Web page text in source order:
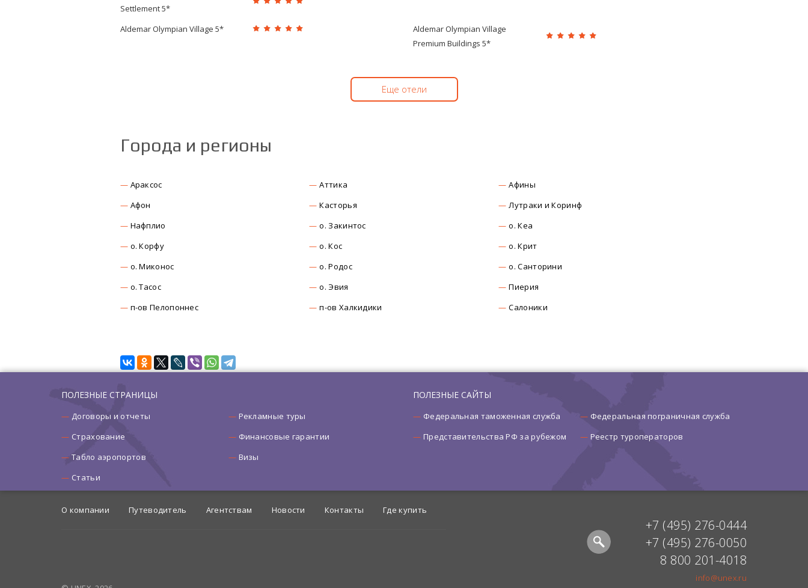
Settlement 5*
Aldemar Olympian Village 5*
Aldemar Olympian Village
Premium Buildings 5*
Еще отели
Города и регионы
Араксос Аттика
Афины
Афон
Касторья
Лутраки и Коринф
Нафплио
о. Закинтос
о. Кеа
о. Корфу
о. Кос
о. Крит
о. Миконос
о. Родос
о. Санторини
о. Тасос
о. Эвия
Пиерия
п-ов Пелопоннес
п-ов Халкидики Салоники
ПОЛЕЗНЫЕ СТРАНИЦЫ
Договоры и отчеты
Рекламные туры
Страхование
Финансовые гарантии
Табло аэропортов
Визы
Статьи
ПОЛЕЗНЫЕ САЙТЫ
Федеральная таможенная служба
Федеральная пограничная служба
Представительства РФ за рубежом
Реестр туроператоров
+7 (495) 276-0444
+7 (495) 276-0050
8 800 201-4018
info@unex.ru
О компании Путеводитель Агентствам Новости Контакты Где купить